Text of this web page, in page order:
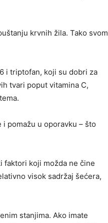
krvnih žila. Tako svom
i triptofan, koji su dobri za
tvari poput vitamina C,
pomažu u oporavku – što
faktori koji možda ne čine
visok sadržaj šećera,
stanjima. Ako imate